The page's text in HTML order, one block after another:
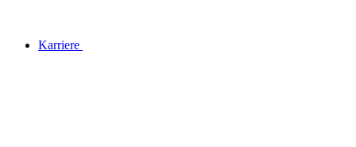
Karriere